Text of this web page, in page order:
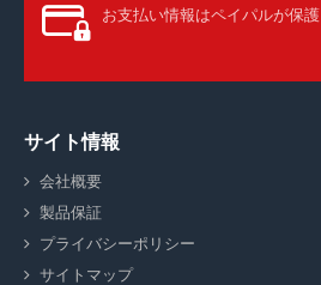
お支払い情報はペイパルが保護
サイト情報
会社概要
製品保証
プライバシーポリシー
サイトマップ